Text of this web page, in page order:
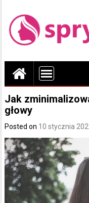
Jak
głowy
Posted on 10 stycznia